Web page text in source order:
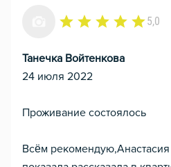
5,0
Танечка Войтенкова
24 июля 2022
Проживание состоялось
Всём рекомендую,Анастасия